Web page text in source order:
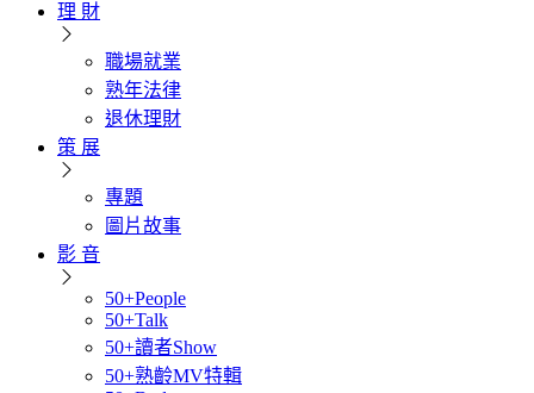
理 財
職場就業
熟年法律
退休理財
策 展
專題
圖片故事
影 音
50+People
50+Talk
50+讀者Show
50+熟齡MV特輯